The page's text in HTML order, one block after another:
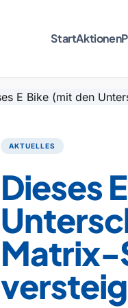
StartAktionen
AKTUELLES
Dieses
Matrix-